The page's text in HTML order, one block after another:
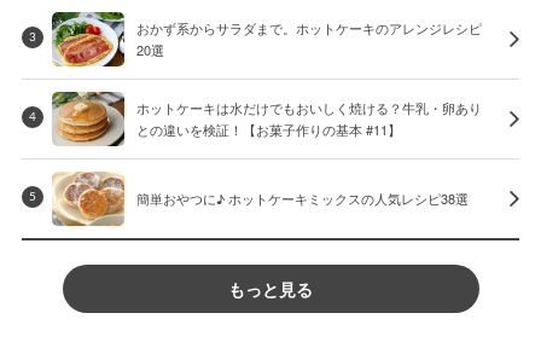
3
おかず系からサラダまで。ホットケーキのアレンジレシピ
20選
4
ホットケーキは水だけでもおいしく焼ける？牛乳・卵あり
との違いを検証！【お菓子作りの基本 #11】
5 簡単おやつに♪ ホットケーキミックスの人気レシピ38選
もっと見る